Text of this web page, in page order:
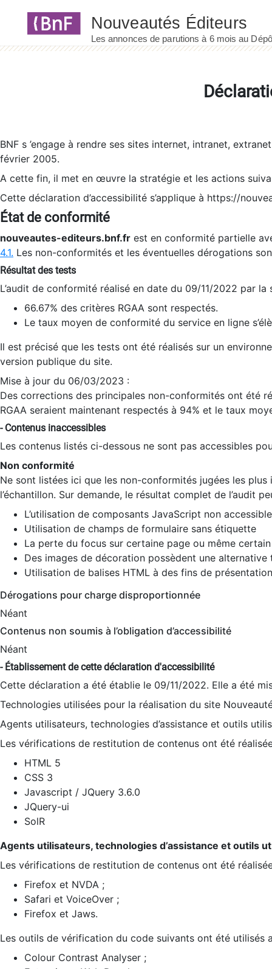
BNF s ’engage à rendre ses sites internet, intranet,
février 2005.
A cette fin, il met en œuvre la stratégie et les actions
Cette déclaration d’accessibilité s’applique à https://
État de conformité
nouveautes-editeurs.bnf.fr est en conformité partielle
4.1. Les non-conformités et les éventuelles dérogations
Résultat des tests
L’audit de conformité réalisé en date du 09/11/2022 par
66.67% des critères RGAA sont respectés.
Le taux moyen de conformité du service en ligne
Il est précisé que les tests ont été réalisés sur un
version publique du site.
Mise à jour du 06/03/2023 :
Des corrections des principales non-conformités ont été
RGAA seraient maintenant respectés à 94% et le taux
- Contenus inaccessibles
Les contenus listés ci-dessous ne sont pas accessibles
Non conformité
Ne sont listées ici que les non-conformités jugées les
l’échantillon. Sur demande, le résultat complet de l’audit
L’utilisation de composants JavaScript non
Utilisation de champs de formulaire sans étiquette
La perte du focus sur certaine page ou même
Des images de décoration possèdent une alternative
Utilisation de balises HTML à des fins de
Dérogations pour charge disproportionnée
Néant
Contenus non soumis à l’obligation d’accessibilité
Néant
- Établissement de cette déclaration d'accessibilité
Cette déclaration a été établie le 09/11/2022. Elle a été
Technologies utilisées pour la réalisation du site
Agents utilisateurs, technologies d’assistance et outils
Les vérifications de restitution de contenus ont été
HTML 5
CSS 3
Javascript / JQuery 3.6.0
JQuery-ui
SolR
Agents utilisateurs, technologies d’assistance et outils
Les vérifications de restitution de contenus ont été
Firefox et NVDA ;
Safari et VoiceOver ;
Firefox et Jaws.
Les outils de vérification du code suivants ont été utilisés
Colour Contrast Analyser ;